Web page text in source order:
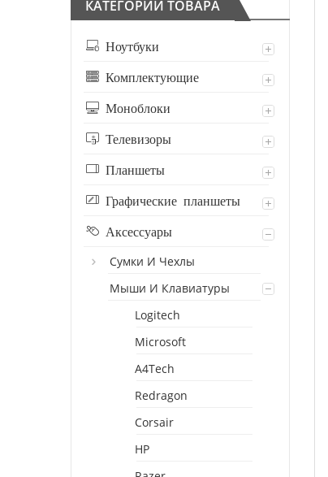
КАТЕГОРИИ ТОВАРА
Ноутбуки
Комплектующие
Моноблоки
Телевизоры
Планшеты
Графические планшеты
Аксессуары
Сумки И Чехлы
Мыши И Клавиатуры
Logitech
Microsoft
A4Tech
Redragon
Corsair
HP